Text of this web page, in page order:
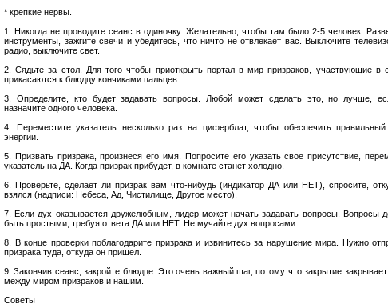
* крепкие нервы.
1. Никогда не проводите сеанс в одиночку. Желательно, чтобы там было 2-5 человек.
инструменты, зажгите свечи и убедитесь, что ничто не отвлекает вас. Выключите
радио, выключите свет.
2. Сядьте за стол. Для того чтобы приоткрыть портал в мир призраков, участвующие в
прикасаются к блюдцу кончиками пальцев.
3. Определите, кто будет задавать вопросы. Любой может сделать это, но лучше,
назначите одного человека.
4. Переместите указатель несколько раз на циферблат, чтобы обеспечить правильный
энергии.
5. Призвать призрака, произнеся его имя. Попросите его указать свое присутствие,
указатель на ДА. Когда призрак прибудет, в комнате станет холодно.
6. Проверьте, сделает ли призрак вам что-нибудь (индикатор ДА или НЕТ), спросите,
взялся (надписи: Небеса, Ад, Чистилище, Другое место).
7. Если дух оказывается дружелюбным, лидер может начать задавать вопросы. Вопросы
быть простыми, требуя ответа ДА или НЕТ. Не мучайте дух вопросами.
8. В конце проверки поблагодарите призрака и извинитесь за нарушение мира. Нужно
призрака туда, откуда он пришел.
9. Закончив сеанс, закройте блюдце. Это очень важный шаг, потому что закрытие
между миром призраков и нашим.
Советы